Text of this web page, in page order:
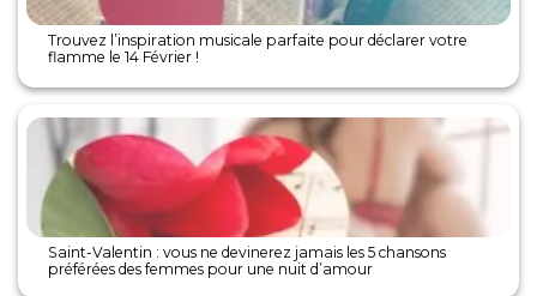
Trouvez l’inspiration musicale parfaite pour déclarer votre
flamme le 14 Février !
Saint-Valentin : vous ne devinerez jamais les 5 chansons
préférées des femmes pour une nuit d’amour